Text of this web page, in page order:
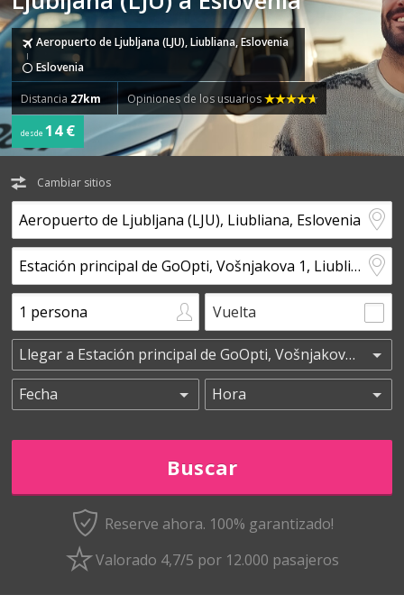
Aeropuerto de Ljubljana (LJU), Liubliana, Eslovenia
Eslovenia
Distancia 27km Opiniones de los usuarios
desde 14 €
Cambiar sitios
Vuelta
Reserve ahora. 100% garantizado!
Valorado 4,7/5 por 12.000 pasajeros